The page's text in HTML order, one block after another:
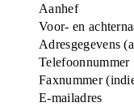
Aanhef
Voor- en
Adresgegevens
Telefoonnummer
Faxnummer
E-mailadres